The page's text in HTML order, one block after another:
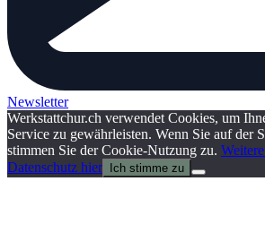
Newsletter
Werkstattchur.ch verwendet Cookies, um
Service zu gewährleisten. Wenn Sie auf der
stimmen Sie der Cookie-Nutzung zu.
Datenschutz hier Ich stimme zu